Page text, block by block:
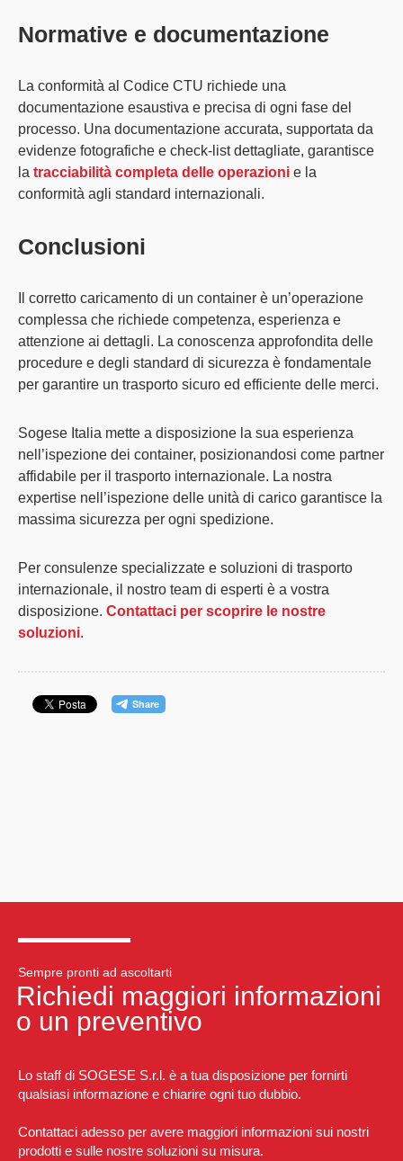
Normative e documentazione
La conformità al Codice CTU richiede una
documentazione esaustiva e precisa di ogni fase del
processo. Una documentazione accurata, supportata da
evidenze fotografiche e check-list dettagliate, garantisce
la tracciabilità completa delle operazioni e la
conformità agli standard internazionali.
Conclusioni
Il corretto caricamento di un container è un’operazione
complessa che richiede competenza, esperienza e
attenzione ai dettagli. La conoscenza approfondita delle
procedure e degli standard di sicurezza è fondamentale
per garantire un trasporto sicuro ed efficiente delle merci.
Sogese Italia mette a disposizione la sua esperienza
nell’ispezione dei container, posizionandosi come partner
affidabile per il trasporto internazionale. La nostra
expertise nell’ispezione delle unità di carico garantisce la
massima sicurezza per ogni spedizione.
Per consulenze specializzate e soluzioni di trasporto
internazionale, il nostro team di esperti è a vostra
disposizione. Contattaci per scoprire le nostre
soluzioni.
Sempre pronti ad ascoltarti
Richiedi maggiori informazioni
o un preventivo
Lo staff di SOGESE S.r.l. è a tua disposizione per fornirti
qualsiasi informazione e chiarire ogni tuo dubbio.
Contattaci adesso per avere maggiori informazioni sui nostri
prodotti e sulle nostre soluzioni su misura.